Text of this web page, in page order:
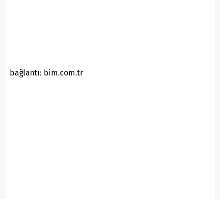
bağlantı: bim.com.tr